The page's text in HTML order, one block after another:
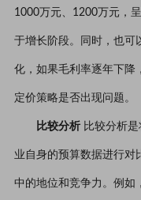
1000万元、1200万元，
于增长阶段。同时，也可
化，如果毛利率逐年下降
定价策略是否出现问题。
比较分析比较分析是
业自身的预算数据进行对
中的地位和竞争力。例如